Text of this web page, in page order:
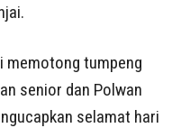
memotong tumpeng
senior dan Polwan
selamat hari